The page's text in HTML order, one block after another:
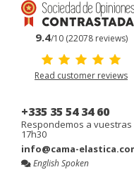
9.4/10 (22078 reviews)
Read customer reviews
+335 35 54 34 60
Respondemos a
17h30
info@cama-
English Spoken